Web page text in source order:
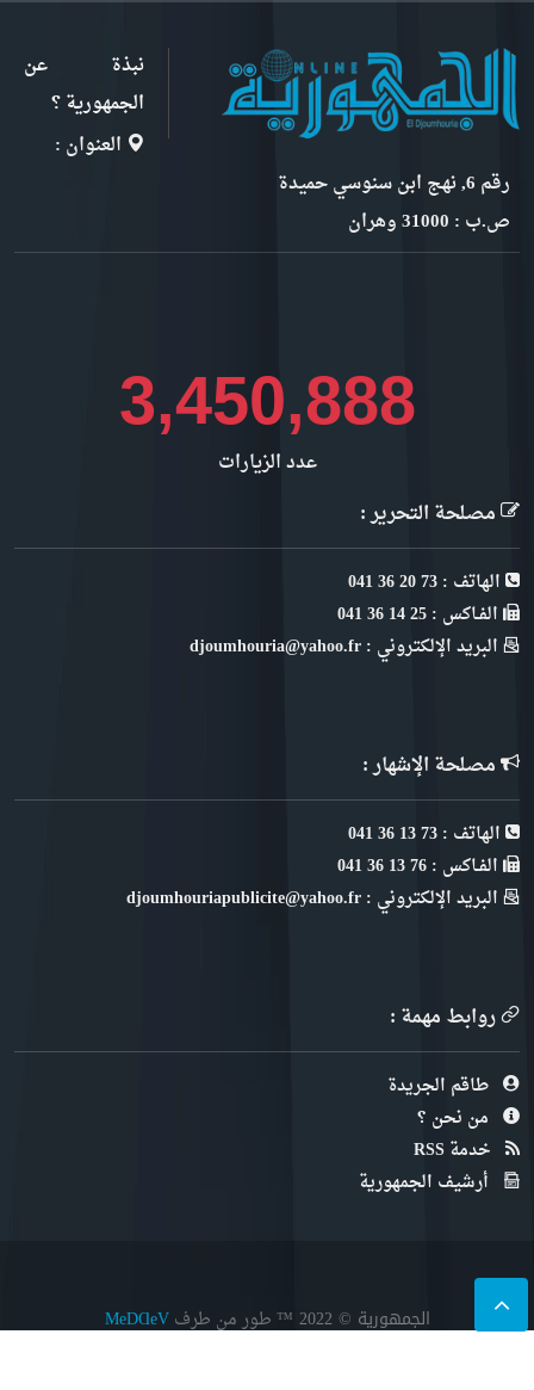
نبذة عن
الجمهورية ؟
العنوان :
رقم 6, نهج ابن سنوسي حميدة
ص.ب : 31000 وهران
4,003,022
عدد الزيارات
مصلحة التحرير :
الهاتف : 73 20 36 041
الفـاكس : 25 14 36 041
البريد الإلكتروني : djoumhouria@yahoo.fr
مصلحة الإشهار :
الهاتف : 73 13 36 041
الفـاكس : 76 13 36 041
البريد الإلكتروني : djoumhouriapublicite@yahoo.fr
روابط مهمة :
طاقم الجريدة
من نحن ؟
خدمة RSS
أرشيف الجمهورية
الجمهورية © 2022 ™ طور من طرفMeDⱭeV